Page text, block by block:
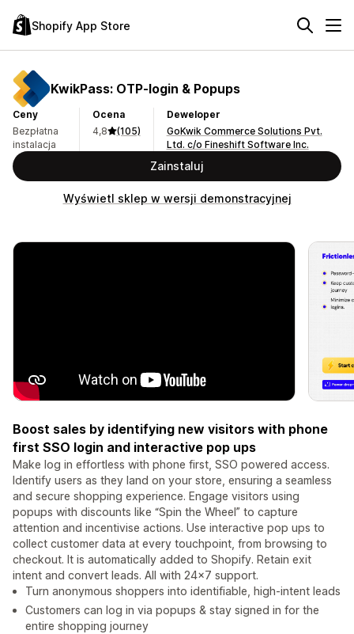
Shopify App Store
KwikPass: OTP‑login & Popups
Ceny
Bezpłatna
instalacja
Ocena
4,8
(105)
Deweloper
GoKwik Commerce Solutions Pvt.
Ltd. c/o Fineshift Software Inc.
Zainstaluj
Wyświetl sklep w wersji demonstracyjnej
Boost sales by identifying new visitors with phone
first SSO login and interactive pop ups
Make log in effortless with phone first, SSO powered access.
Identify users as they land on your store, ensuring a seamless
and secure shopping experience. Engage visitors using
popups with discounts like “Spin the Wheel” to capture
attention and incentivise actions. Use interactive pop ups to
collect customer data at every touchpoint, from browsing to
checkout. It is automatically added to Shopify. Retain exit
intent and convert leads. All with 24x7 support.
Turn anonymous shoppers into identifiable, high-intent leads
Customers can log in via popups & stay signed in for the
entire shopping journey